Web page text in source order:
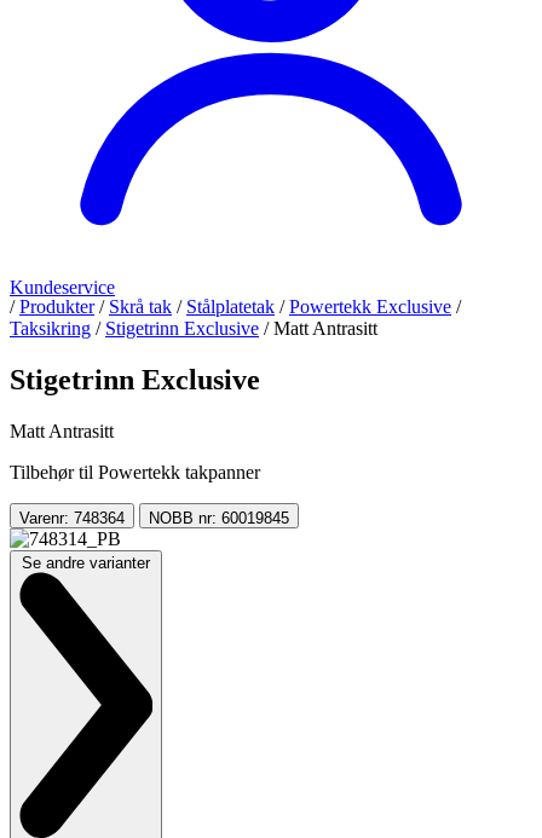
Kundeservice
/ Produkter / Skrå tak / Stålplatetak / Powertekk Exclusive /
Taksikring / Stigetrinn Exclusive / Matt Antrasitt
Stigetrinn Exclusive
Matt Antrasitt
Tilbehør til Powertekk takpanner
Varenr: 748364 NOBB nr: 60019845
Se andre varianter